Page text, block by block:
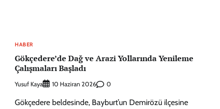
HABER
Gökçedere’de Dağ ve Arazi Yollarında Yenileme
Çalışmaları Başladı
Yusuf Kaya 10 Haziran 2026 0
Gökçedere beldesinde, Bayburt’un Demirözü ilçesine